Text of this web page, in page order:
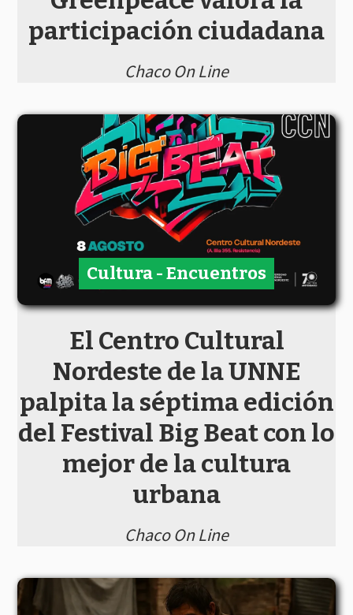
participación ciudadana
Chaco On Line
El Centro Cultural
Nordeste de la UNNE
palpita la séptima edición
del Festival Big Beat con lo
mejor de la cultura
urbana
Chaco On Line
Cultura - Encuentros